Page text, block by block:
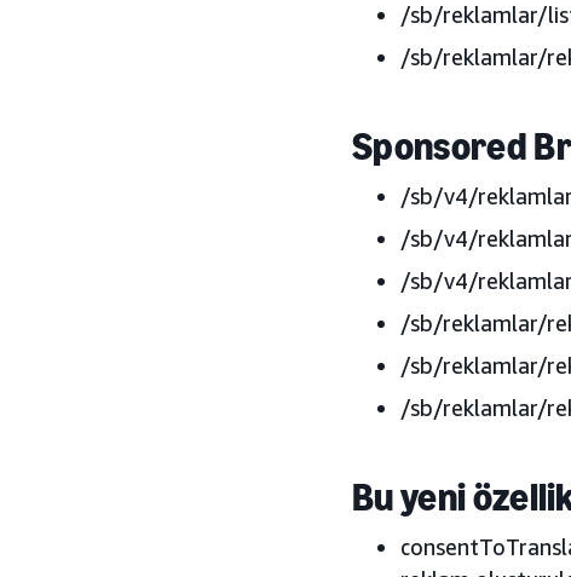
/sb/reklamlar/
/sb/reklamlar/
Sponsored
/sb/v4/
/sb/v4/
/sb/v4/
/sb/reklamlar/
/sb/reklamlar/
/sb/reklamlar/
Bu yeni